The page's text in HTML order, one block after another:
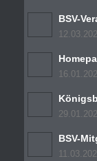
BSV-
BSV-